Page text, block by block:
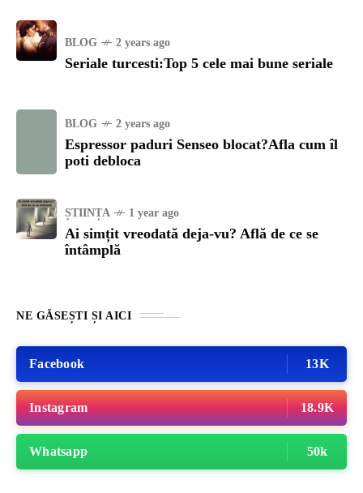
BLOG 2 years ago
Seriale turcesti:Top 5 cele mai bune seriale
BLOG 2 years ago
Espressor paduri Senseo blocat?Afla cum îl
poti debloca
ȘTIINȚA 1 year ago
Ai simțit vreodată deja-vu? Află de ce se
întâmplă
NE GĂSEȘTI ȘI AICI
Facebook 13K
Instagram 18.9K
Whatsapp 50k